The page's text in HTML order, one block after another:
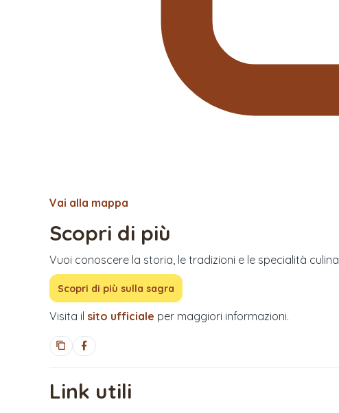
Vai alla mappa
Scopri di più
Vuoi conoscere la storia, le tradizioni e le specialità
Scopri di più sulla sagra
Visita il sito ufficiale per maggiori informazioni.
Link utili